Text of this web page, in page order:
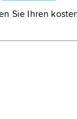
Sie Ihren